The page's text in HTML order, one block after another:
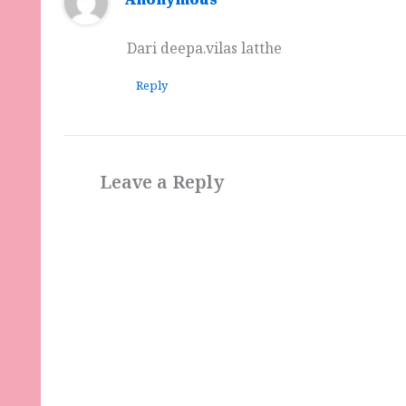
Dari deepa.vilas latthe
Reply
Leave a Reply